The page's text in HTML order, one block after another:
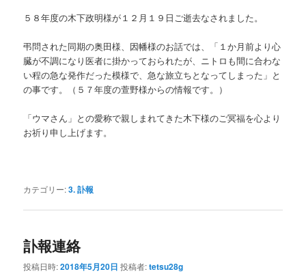
５８年度の木下政明様が１２月１９日ご逝去なされました。
弔問された同期の奥田様、因幡様のお話では、「１か月前より心
臓が不調になり医者に掛かっておられたが、ニトロも間に合わな
い程の急な発作だった模様で、急な旅立ちとなってしまった」と
の事です。（５７年度の萱野様からの情報です。）
「ウマさん」との愛称で親しまれてきた木下様のご冥福を心より
お祈り申し上げます。
カテゴリー:3. 訃報
訃報連絡
投稿日時:2018年5月20日 投稿者:tetsu28g